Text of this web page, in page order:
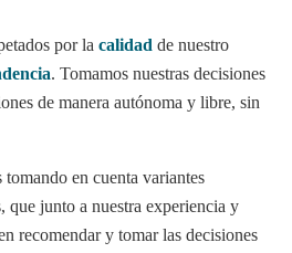
por la calidad de nuestro
. Tomamos nuestras decisiones
de manera autónoma y libre, sin
en cuenta variantes
que junto a nuestra experiencia y
recomendar y tomar las decisiones